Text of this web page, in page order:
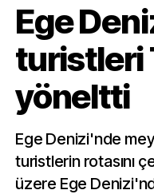
Ege
turistleri
yöneltti
Ege Denizi'nde
turistlerin rotasını
üzere Ege